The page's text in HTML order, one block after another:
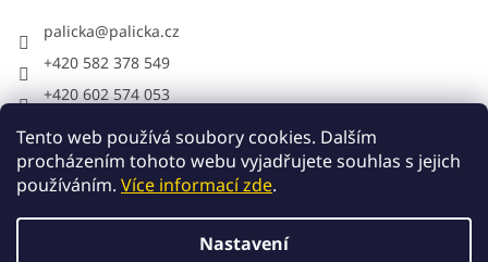
Tento web používá soubory cookies. Dalším
procházením tohoto webu vyjadřujete souhlas s jejich
používáním. Více informací zde.
Nastavení
palicka@palicka.cz
+420 582 378 549
+420 602 574 053
Palička s.r.o. - pracovní oděvy